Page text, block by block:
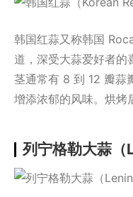
韩国红蒜又称韩国
道，深受大蒜爱好者的
茎通常有 8 到 12 瓣蒜
增添浓郁的风味。烘烤
列宁格勒大蒜（